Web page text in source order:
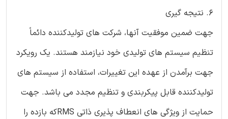
6. نتیجه گیری
جهت ضمین موفقیت آنها، شرکت های تولیدکننده دائماً
تنظیم سیستم های تولیدی خود نیازمند هستند. یک رویکرد
جهت برآمدن از عهده این تغییرات، استفاده از سیستم های
تولیدکننده قابل پیکربندی و تنظیم مجدد می باشد. جهت
حمایت از ویژگی های انعطاف پذیری ذاتی RMSکه بازده را